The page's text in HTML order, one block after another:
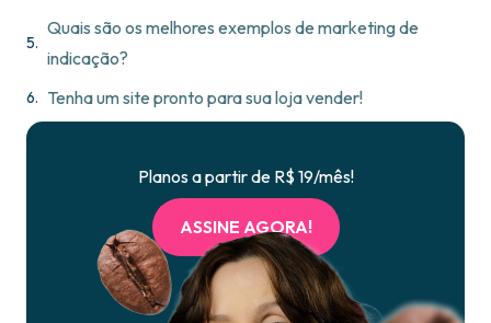
Quais são os melhores exemplos de marketing de
indicação?
Tenha um site pronto para sua loja vender!
Planos a partir de R$ 19/mês!
ASSINE AGORA!